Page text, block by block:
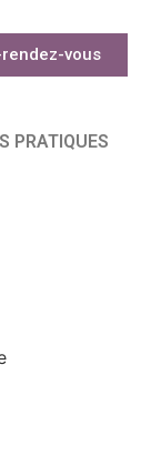
vous
PRATIQUES